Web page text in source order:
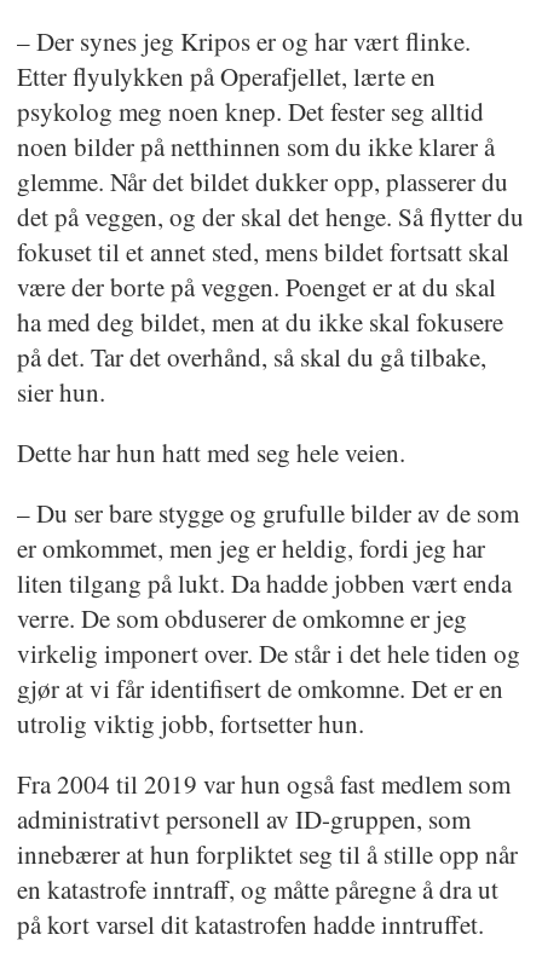
– Der synes jeg Kripos er og har vært flinke.
Etter flyulykken på Operafjellet, lærte en
psykolog meg noen knep. Det fester seg alltid
noen bilder på netthinnen som du ikke klarer å
glemme. Når det bildet dukker opp, plasserer du
det på veggen, og der skal det henge. Så flytter du
fokuset til et annet sted, mens bildet fortsatt skal
være der borte på veggen. Poenget er at du skal
ha med deg bildet, men at du ikke skal fokusere
på det. Tar det overhånd, så skal du gå tilbake,
sier hun.
Dette har hun hatt med seg hele veien.
– Du ser bare stygge og grufulle bilder av de som
er omkommet, men jeg er heldig, fordi jeg har
liten tilgang på lukt. Da hadde jobben vært enda
verre. De som obduserer de omkomne er jeg
virkelig imponert over. De står i det hele tiden og
gjør at vi får identifisert de omkomne. Det er en
utrolig viktig jobb, fortsetter hun.
Fra 2004 til 2019 var hun også fast medlem som
administrativt personell av ID-gruppen, som
innebærer at hun forpliktet seg til å stille opp når
en katastrofe inntraff, og måtte påregne å dra ut
på kort varsel dit katastrofen hadde inntruffet.